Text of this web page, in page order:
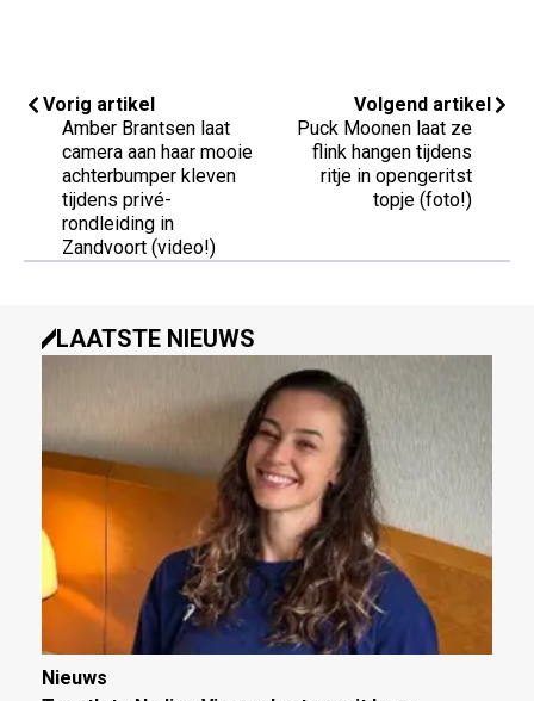
Vorig artikel
Amber Brantsen laat
camera aan haar mooie
achterbumper kleven
tijdens privé-
rondleiding in
Zandvoort (video!)
Volgend artikel
Puck Moonen laat ze
flink hangen tijdens
ritje in opengeritst
topje (foto!)
LAATSTE NIEUWS
Nieuws